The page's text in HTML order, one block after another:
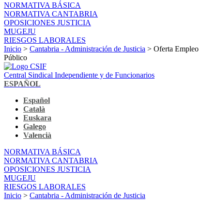
NORMATIVA BÁSICA
NORMATIVA CANTABRIA
OPOSICIONES JUSTICIA
MUGEJU
RIESGOS LABORALES
Inicio > Cantabria - Administración de Justicia > Oferta Empleo
Público
Central Sindical Independiente y de Funcionarios
ESPAÑOL
Español
Català
Euskara
Galego
Valencià
NORMATIVA BÁSICA
NORMATIVA CANTABRIA
OPOSICIONES JUSTICIA
MUGEJU
RIESGOS LABORALES
Inicio > Cantabria - Administración de Justicia